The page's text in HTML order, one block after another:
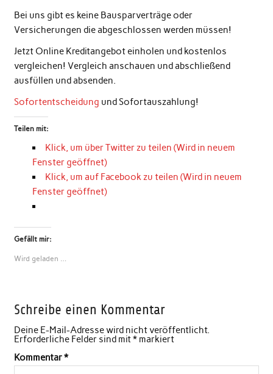
Bei uns gibt es keine Bausparverträge oder
Versicherungen die abgeschlossen werden müssen!
Jetzt Online Kreditangebot einholen und kostenlos
vergleichen! Vergleich anschauen und abschließend
ausfüllen und absenden.
Sofortentscheidung und Sofortauszahlung!
Teilen mit:
Klick, um über Twitter zu teilen (Wird in neuem
Fenster geöffnet)
Klick, um auf Facebook zu teilen (Wird in neuem
Fenster geöffnet)
Gefällt mir:
Wird geladen …
Schreibe einen Kommentar
Deine E-Mail-Adresse wird nicht veröffentlicht.
Erforderliche Felder sind mit*markiert
Kommentar*